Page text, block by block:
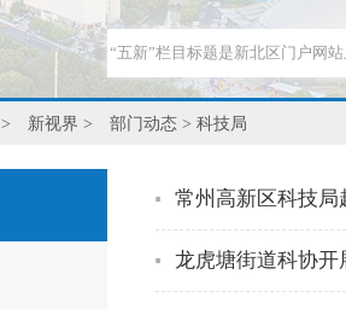
> 新视界 > 部门动态 > 科技局
常州高新区科技局
龙虎塘街道科协开